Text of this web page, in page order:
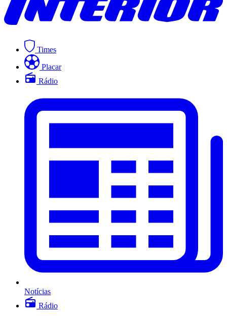
Times
Placar
Rádio
Notícias
Rádio